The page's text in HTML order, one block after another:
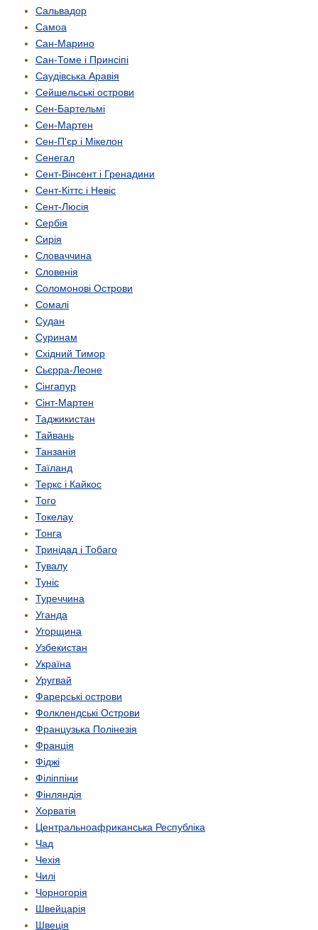
Сальвадор
Самоа
Сан-Марино
Сан-Томе і Принсіпі
Саудівська Аравія
Сейшельські острови
Сен-Бартельмі
Сен-Мартен
Сен-П'єр і Мікелон
Сенегал
Сент-Вінсент і Гренадини
Сент-Кіттс і Невіс
Сент-Люсія
Сербія
Сирія
Словаччина
Словенія
Соломонові Острови
Сомалі
Судан
Суринам
Східний Тимор
Сьєрра-Леоне
Сінгапур
Сінт-Мартен
Таджикистан
Тайвань
Танзанія
Таїланд
Теркс і Кайкос
Того
Токелау
Тонга
Тринідад і Тобаго
Тувалу
Туніс
Туреччина
Уганда
Угорщина
Узбекистан
Україна
Уругвай
Фарерські острови
Фолклендські Острови
Французька Полінезія
Франція
Фіджі
Філіппіни
Фінляндія
Хорватія
Центрально­африканська Республіка
Чад
Чехія
Чилі
Чорногорія
Швейцарія
Швеція